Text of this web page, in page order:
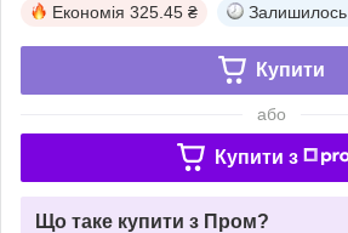
Економія 325.45 ₴ Залишилось
Купити
або
Купити з
Що таке купити з Пром?